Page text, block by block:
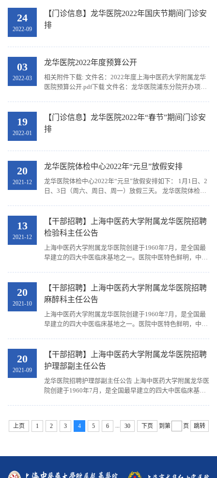
24
2022-09
【门诊信息】龙华医院2022年国庆节期间门诊安
排
03
2022-03
龙华医院2022年度预算公开
相关附件下载: 文件名：2022年度上海中医药大学附属龙华
医院预算公开.pdf下载 文件名：龙华医院浦东分院开办项目
19
2022-01
【门诊信息】龙华医院2022年“春节”期间门诊安
排
20
2021-12
龙华医院体检中心2022年“元旦”放假安排
龙华医院体检中心2022年“元旦”放假安排如下： 1月1日、2
日、3日（周六、周日、周一）放假三天。 龙华医院体检中
13
2021-12
【干部招聘】上海中医药大学附属龙华医院招聘
检验科主任公告
上海中医药大学附属龙华医院创建于1960年7月，是全国最
早建立的四大中医临床基地之一。医院中医特色鲜明，中医
20
2021-10
【干部招聘】上海中医药大学附属龙华医院招聘
麻醉科主任公告
上海中医药大学附属龙华医院创建于1960年7月，是全国最
早建立的四大中医临床基地之一。医院中医特色鲜明，中医
20
2021-09
【干部招聘】上海中医药大学附属龙华医院招聘
护理部副主任公告
龙华医院招聘护理部副主任公告 上海中医药大学附属龙华医
院创建于1960年7月，是全国最早建立的四大中医临床基地
上页 1 2 3 4 5 6 30 下页 到第 页 跳转